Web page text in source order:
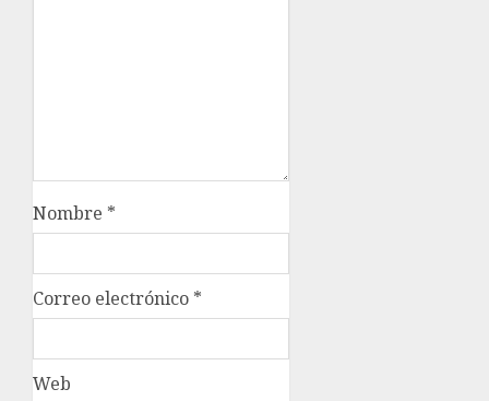
Nombre *
Correo electrónico *
Web